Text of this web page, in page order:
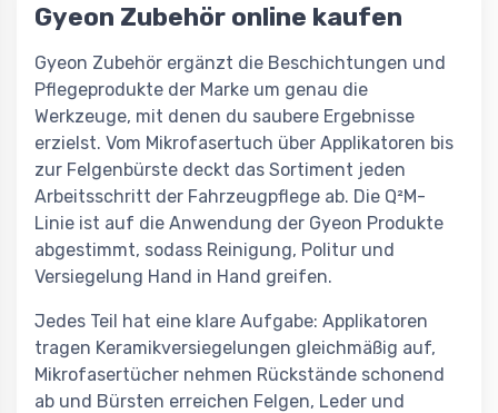
Gyeon Zubehör online kaufen
Gyeon Zubehör ergänzt die Beschichtungen und
Pflegeprodukte der Marke um genau die
Werkzeuge, mit denen du saubere Ergebnisse
erzielst. Vom Mikrofasertuch über Applikatoren bis
zur Felgenbürste deckt das Sortiment jeden
Arbeitsschritt der Fahrzeugpflege ab. Die Q²M-
Linie ist auf die Anwendung der Gyeon Produkte
abgestimmt, sodass Reinigung, Politur und
Versiegelung Hand in Hand greifen.
Jedes Teil hat eine klare Aufgabe: Applikatoren
tragen Keramikversiegelungen gleichmäßig auf,
Mikrofasertücher nehmen Rückstände schonend
ab und Bürsten erreichen Felgen, Leder und